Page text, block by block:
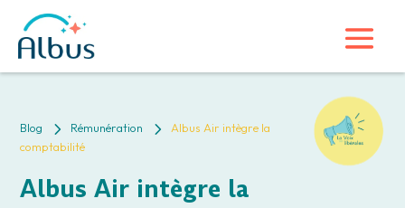
Blog 5 Rémunération 5
Albus Air intègre la
comptabilité
Albus Air intègre la